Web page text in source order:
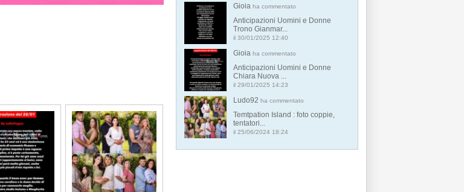
Gioia ha commentato
Anticipazioni Uomini e Donne
Trono Gianmar...
il 30/01/2025 12:40
Gioia ha commentato
Anticipazioni Uomini e Donne
Chiara Nuova ...
il 29/01/2025 14:23
Ludo92 ha commentato
Temtpation Island : foto coppie,
tentatori...
il 25/06/2024 18:24